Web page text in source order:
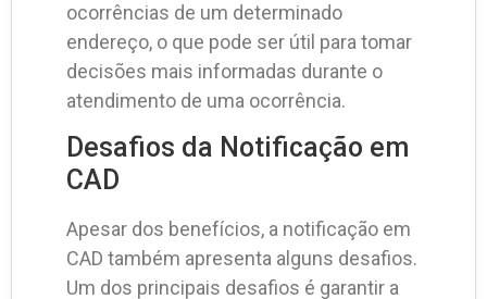
ocorrências de um determinado
endereço, o que pode ser útil para tomar
decisões mais informadas durante o
atendimento de uma ocorrência.
Desafios da Notificação em
CAD
Apesar dos benefícios, a notificação em
CAD também apresenta alguns desafios.
Um dos principais desafios é garantir a